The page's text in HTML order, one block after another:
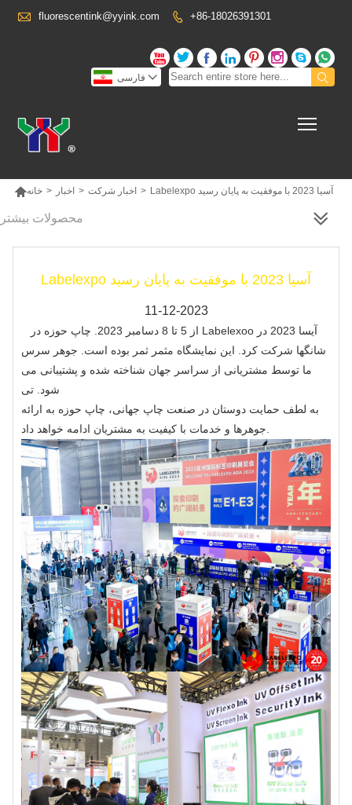
 fluorescentink@yyink.com  +86-18026391301
      


فارسی 
خانه > اخبار > اخبار شرکت > Labelexpo آسیا 2023 با موفقیت به پایان رسید
محصولات بیشتر
Labelexpo آسیا 2023 با موفقیت به پایان رسید
11-12-2023
شانگها شرکت کرد. این نمایشگاه مثمر ثمر بوده است. جوهر سرس
ما توسط مشتریانی از سراسر جهان شناخته شده و پشتیبانی می
شود. تی
به لطف حمایت دوستان در صنعت چاپ جهانی، چاپ حوزه به ارائه
جوهرها و خدمات با کیفیت به مشتریان ادامه خواهد داد.